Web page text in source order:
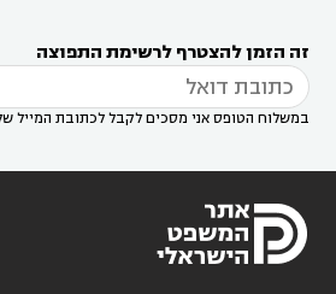
דין בשוהם 
זה הזמן להצטרף לרשימת התפוצה
במשלוח הטופס אני מסכים לקבל לכתובת המייל